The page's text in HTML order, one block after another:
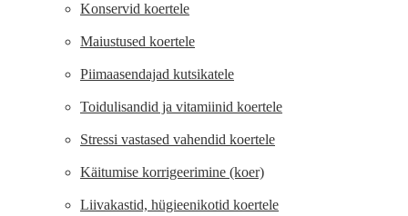
Konservid koertele
Maiustused koertele
Piimaasendajad kutsikatele
Toidulisandid ja vitamiinid koertele
Stressi vastased vahendid koertele
Käitumise korrigeerimine (koer)
Liivakastid, hügieenikotid koertele